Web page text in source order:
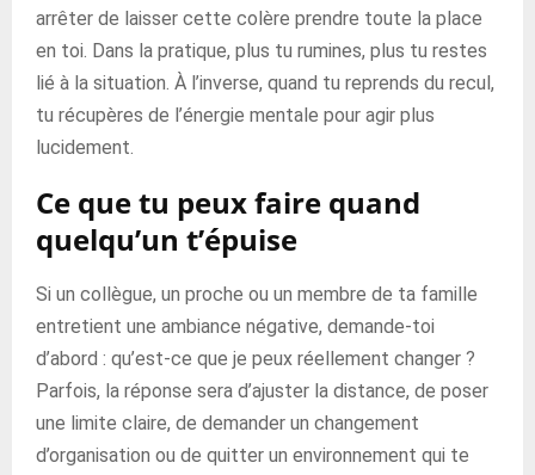
arrêter de laisser cette colère prendre toute la place
en toi. Dans la pratique, plus tu rumines, plus tu restes
lié à la situation. À l’inverse, quand tu reprends du recul,
tu récupères de l’énergie mentale pour agir plus
lucidement.
Ce que tu peux faire quand
quelqu’un t’épuise
Si un collègue, un proche ou un membre de ta famille
entretient une ambiance négative, demande-toi
d’abord : qu’est-ce que je peux réellement changer ?
Parfois, la réponse sera d’ajuster la distance, de poser
une limite claire, de demander un changement
d’organisation ou de quitter un environnement qui te